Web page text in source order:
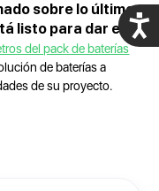
sobre lo último
listo para dar el
del pack de baterías
de baterías a
de su proyecto.